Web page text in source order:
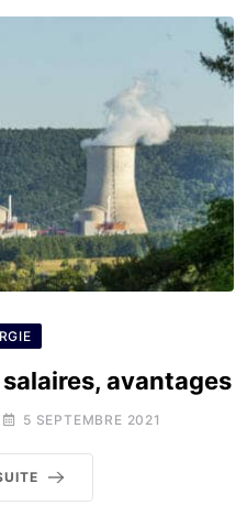
avantages
5 SEPTEMBRE 2021